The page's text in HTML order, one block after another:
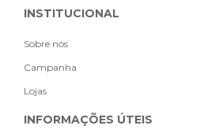
INSTITUCIONAL
Sobre nós
Campanha
Lojas
INFORMAÇÕES ÚTEIS